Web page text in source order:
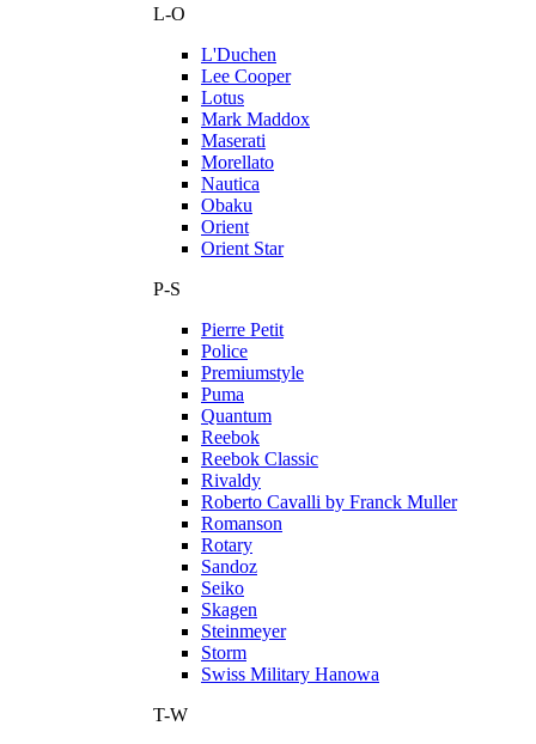
L-O
L'Duchen
Lee Cooper
Lotus
Mark Maddox
Maserati
Morellato
Nautica
Obaku
Orient
Orient Star
P-S
Pierre Petit
Police
Premiumstyle
Puma
Quantum
Reebok
Reebok Classic
Rivaldy
Roberto Cavalli by Franck Muller
Romanson
Rotary
Sandoz
Seiko
Skagen
Steinmeyer
Storm
Swiss Military Hanowa
T-W